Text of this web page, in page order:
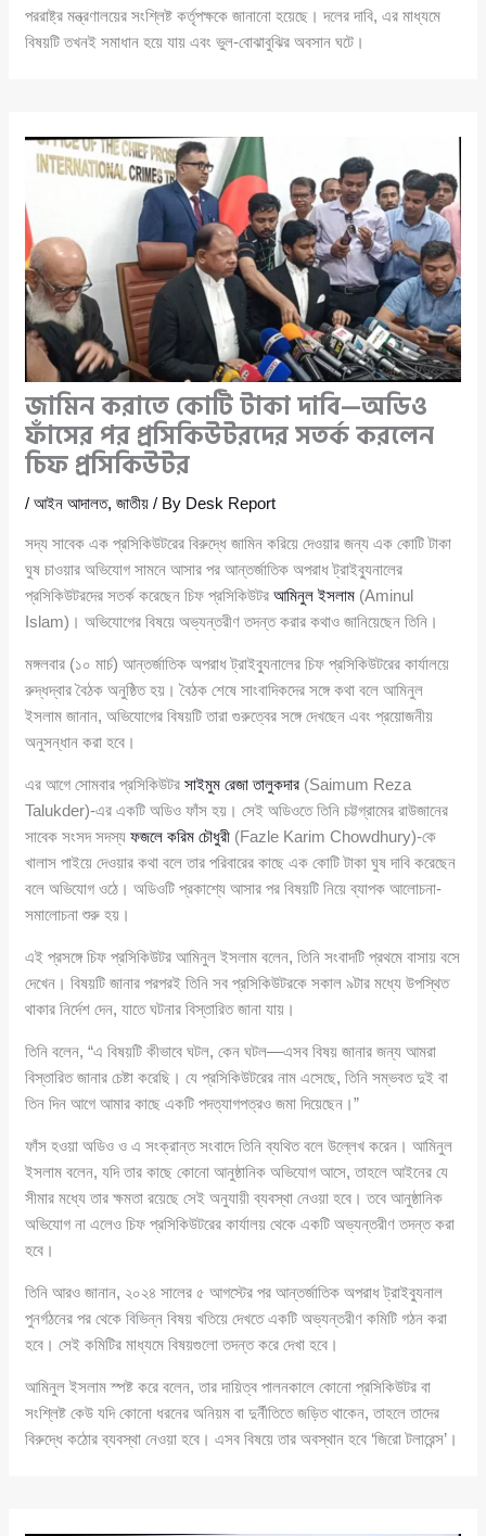
পররাষ্ট্র মন্ত্রণালয়ের সংশ্লিষ্ট কর্তৃপক্ষকে জানানো হয়েছে। দলের দাবি, এর মাধ্যমে
বিষয়টি তখনই সমাধান হয়ে যায় এবং ভুল-বোঝাবুঝির অবসান ঘটে।
জামিন করাতে কোটি টাকা দাবি—অডিও
ফাঁসের পর প্রসিকিউটরদের সতর্ক করলেন
চিফ প্রসিকিউটর
/আইন আদালত,জাতীয় / By Desk Report
সদ্য সাবেক এক প্রসিকিউটরের বিরুদ্ধে জামিন করিয়ে দেওয়ার জন্য এক কোটি টাকা
ঘুষ চাওয়ার অভিযোগ সামনে আসার পর আন্তর্জাতিক অপরাধ ট্রাইব্যুনালের
প্রসিকিউটরদের সতর্ক করেছেন চিফ প্রসিকিউটরআমিনুল ইসলাম (Aminul
Islam)। অভিযোগের বিষয়ে অভ্যন্তরীণ তদন্ত করার কথাও জানিয়েছেন তিনি।
মঙ্গলবার (১০ মার্চ) আন্তর্জাতিক অপরাধ ট্রাইব্যুনালের চিফ প্রসিকিউটরের কার্যালয়ে
রুদ্ধদ্বার বৈঠক অনুষ্ঠিত হয়। বৈঠক শেষে সাংবাদিকদের সঙ্গে কথা বলে আমিনুল
ইসলাম জানান, অভিযোগের বিষয়টি তারা গুরুত্বের সঙ্গে দেখছেন এবং প্রয়োজনীয়
অনুসন্ধান করা হবে।
এর আগে সোমবার প্রসিকিউটরসাইমুম রেজা তালুকদার (Saimum Reza
Talukder)-এর একটি অডিও ফাঁস হয়। সেই অডিওতে তিনি চট্টগ্রামের রাউজানের
সাবেক সংসদ সদস্যফজলে করিম চৌধুরী (Fazle Karim Chowdhury)-কে
খালাস পাইয়ে দেওয়ার কথা বলে তার পরিবারের কাছে এক কোটি টাকা ঘুষ দাবি করেছেন
বলে অভিযোগ ওঠে। অডিওটি প্রকাশ্যে আসার পর বিষয়টি নিয়ে ব্যাপক আলোচনা-
সমালোচনা শুরু হয়।
এই প্রসঙ্গে চিফ প্রসিকিউটর আমিনুল ইসলাম বলেন, তিনি সংবাদটি প্রথমে বাসায় বসে
দেখেন। বিষয়টি জানার পরপরই তিনি সব প্রসিকিউটরকে সকাল ৯টার মধ্যে উপস্থিত
থাকার নির্দেশ দেন, যাতে ঘটনার বিস্তারিত জানা যায়।
তিনি বলেন, “এ বিষয়টি কীভাবে ঘটল, কেন ঘটল—এসব বিষয় জানার জন্য আমরা
বিস্তারিত জানার চেষ্টা করেছি। যে প্রসিকিউটরের নাম এসেছে, তিনি সম্ভবত দুই বা
তিন দিন আগে আমার কাছে একটি পদত্যাগপত্রও জমা দিয়েছেন।”
ফাঁস হওয়া অডিও ও এ সংক্রান্ত সংবাদে তিনি ব্যথিত বলে উল্লেখ করেন। আমিনুল
ইসলাম বলেন, যদি তার কাছে কোনো আনুষ্ঠানিক অভিযোগ আসে, তাহলে আইনের যে
সীমার মধ্যে তার ক্ষমতা রয়েছে সেই অনুযায়ী ব্যবস্থা নেওয়া হবে। তবে আনুষ্ঠানিক
অভিযোগ না এলেও চিফ প্রসিকিউটরের কার্যালয় থেকে একটি অভ্যন্তরীণ তদন্ত করা
হবে।
তিনি আরও জানান, ২০২৪ সালের ৫ আগস্টের পর আন্তর্জাতিক অপরাধ ট্রাইব্যুনাল
পুনর্গঠনের পর থেকে বিভিন্ন বিষয় খতিয়ে দেখতে একটি অভ্যন্তরীণ কমিটি গঠন করা
হবে। সেই কমিটির মাধ্যমে বিষয়গুলো তদন্ত করে দেখা হবে।
আমিনুল ইসলাম স্পষ্ট করে বলেন, তার দায়িত্ব পালনকালে কোনো প্রসিকিউটর বা
সংশ্লিষ্ট কেউ যদি কোনো ধরনের অনিয়ম বা দুর্নীতিতে জড়িত থাকেন, তাহলে তাদের
বিরুদ্ধে কঠোর ব্যবস্থা নেওয়া হবে। এসব বিষয়ে তার অবস্থান হবে ‘জিরো টলারেন্স’।